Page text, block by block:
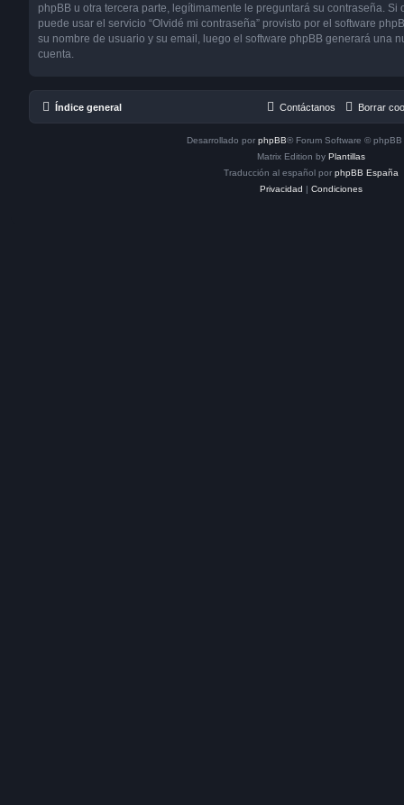
phpBB u otra tercera parte, legítimamente le preguntará su contraseña.
puede usar el servicio “Olvidé mi contraseña” provisto por el software
su nombre de usuario y su email, luego el software phpBB generará una
cuenta.
Índice general Borrar
Contáctanos
Desarrollado por phpBB® Forum Software © phpBB
Matrix Edition by Plantillas
Traducción al español por phpBB España
Privacidad | Condiciones